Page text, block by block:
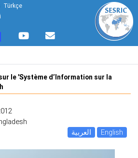
Türkçe
le 'Système d’Information sur la
العربية
English